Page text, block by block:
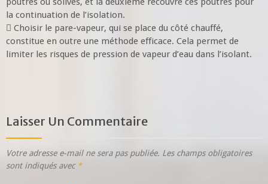
la continuation de l’isolation.
 Choisir le pare-vapeur, qui se place du côté chauffé,
constitue en outre une méthode efficace. Cela permet de
limiter les risques de pression de vapeur d’eau dans l’isolant.
Laisser Un Commentaire
Votre adresse e-mail ne sera pas publiée. Les champs obligatoires
sont indiqués avec *